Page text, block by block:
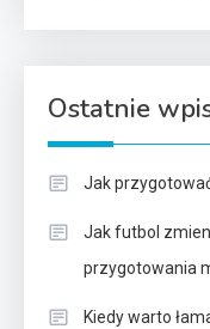
Ostatnie
Jak
Jak futbol
przygotowania
Kiedy warto